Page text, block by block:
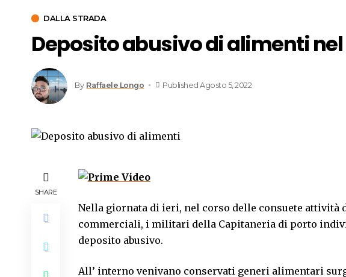
DALLA STRADA
Deposito abusivo di alimenti
By Raffaele Longo Published Agosto 5, 2022
SHARE
Nella giornata di ieri, nel corso delle consuete
commerciali, i militari della Capitaneria di porto
deposito abusivo.
All’ interno venivano conservati generi alimentari